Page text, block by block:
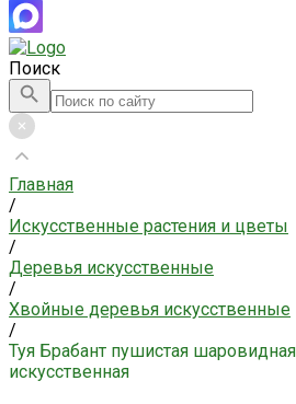
Поиск
Главная
/
Искусственные растения и цветы
/
Деревья искусственные
/
Хвойные деревья искусственные
/
Туя Брабант пушистая
искусственная